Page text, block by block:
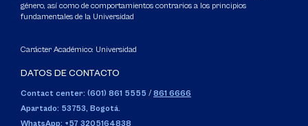
género, así como de comportamientos contrarios a los principios
fundamentales de la Universidad
Carácter Académico: Universidad
DATOS DE CONTACTO
Contact center: (601) 861 5555 / 861 6666
Apartado: 53753, Bogotá.
WhatsApp: +57 3205164838